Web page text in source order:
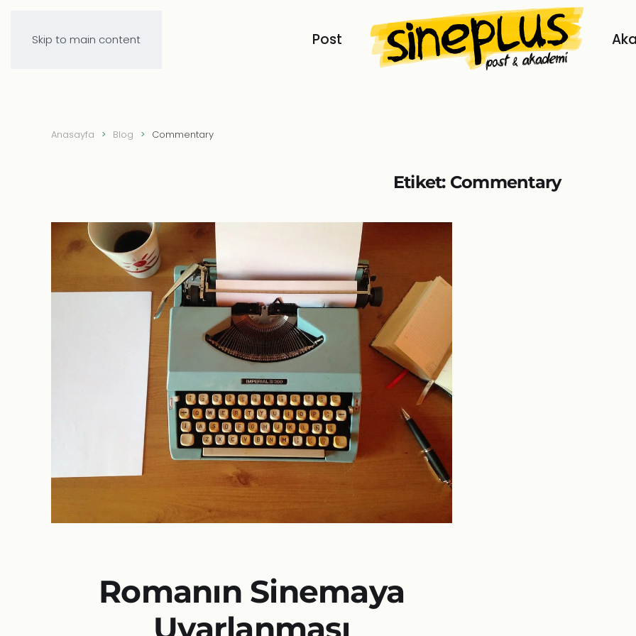
Skip to main content Post
Anasayfa Blog Commentary
Etiket: Commentary
Romanın Sinemaya
Uyarlanması